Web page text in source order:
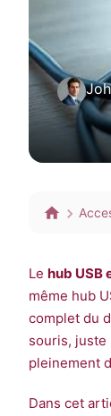
Le hub USB
même hub
complet du
souris, juste
pleinement
Dans cet